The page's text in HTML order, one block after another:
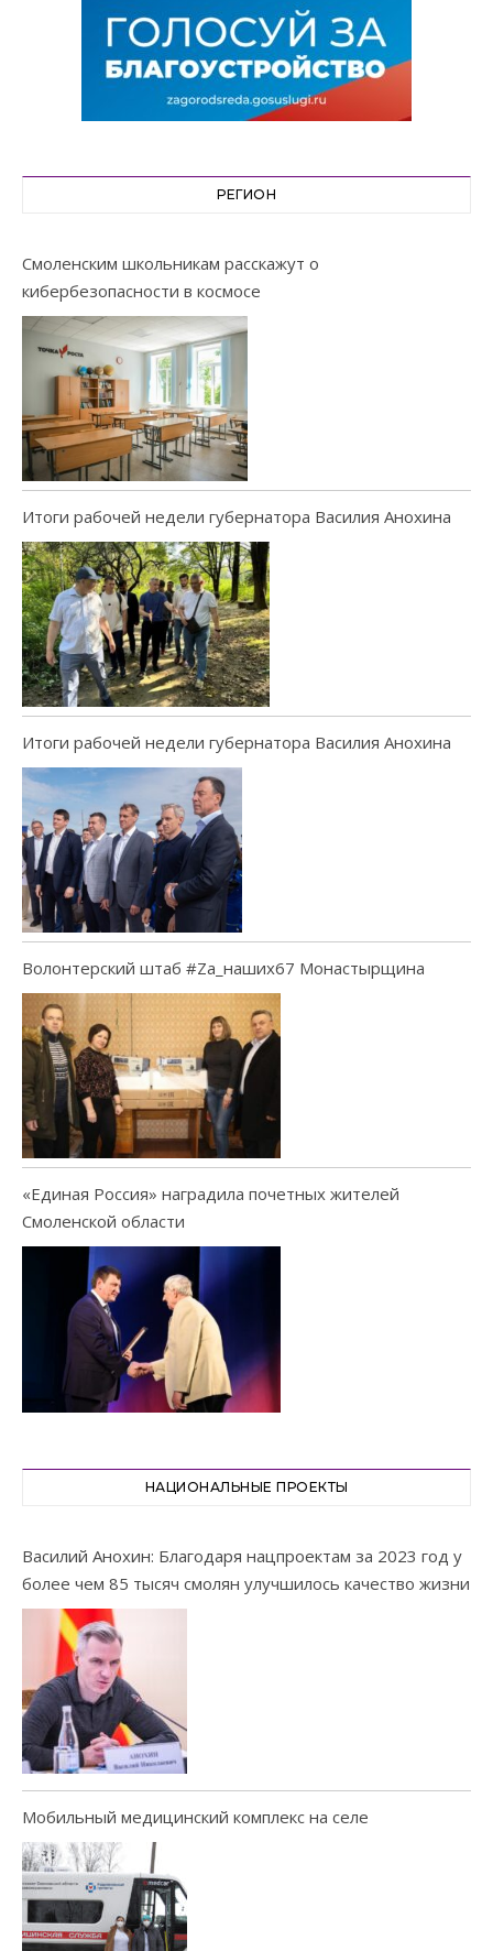
РЕГИОН
Смоленским школьникам расскажут о
кибербезопасности в космосе
Итоги рабочей недели губернатора Василия Анохина
Итоги рабочей недели губернатора Василия Анохина
Волонтерский штаб #Za_наших67 Монастырщина
«Единая Россия» наградила почетных жителей
Смоленской области
НАЦИОНАЛЬНЫЕ ПРОЕКТЫ
Василий Анохин: Благодаря нацпроектам за 2023 год у
более чем 85 тысяч смолян улучшилось качество жизни
Мобильный медицинский комплекс на селе